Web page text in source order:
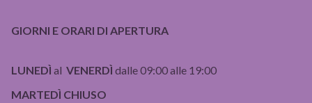
GIORNI E ORARI DI APERTURA
LUNEDÌ al VENERDÌ dalle 09:00 alle 19:00
MARTEDÌ CHIUSO